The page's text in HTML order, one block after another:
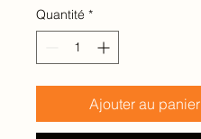
pour
100
Millilitres
Quantité *
Ajouter au panier